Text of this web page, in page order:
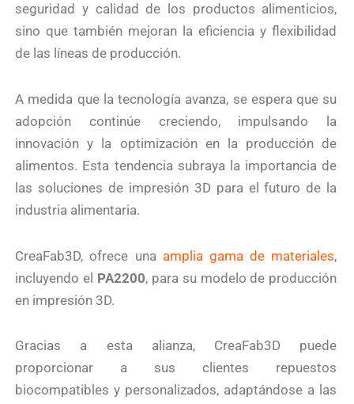
seguridad y calidad de los productos alimenticios,
sino que también mejoran la eficiencia y flexibilidad
de las líneas de producción.
A medida que la tecnología avanza, se espera que su
adopción continúe creciendo, impulsando la
innovación y la optimización en la producción de
alimentos. Esta tendencia subraya la importancia de
las soluciones de impresión 3D para el futuro de la
industria alimentaria.
CreaFab3D, ofrece una amplia gama de materiales,
incluyendo el PA2200, para su modelo de producción
en impresión 3D.
Gracias a esta alianza, CreaFab3D puede
proporcionar a sus clientes repuestos
biocompatibles y personalizados, adaptándose a las